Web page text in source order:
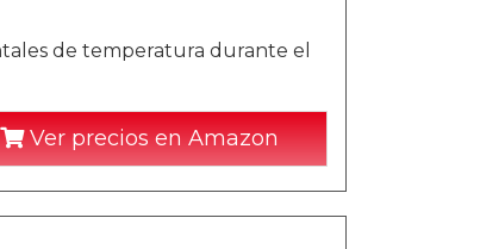
de temperatura durante el
Ver precios en Amazon